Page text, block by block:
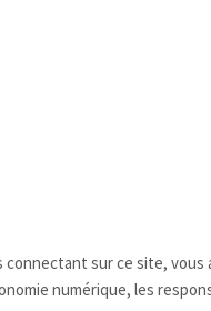
sur ce site, vous
numérique, les